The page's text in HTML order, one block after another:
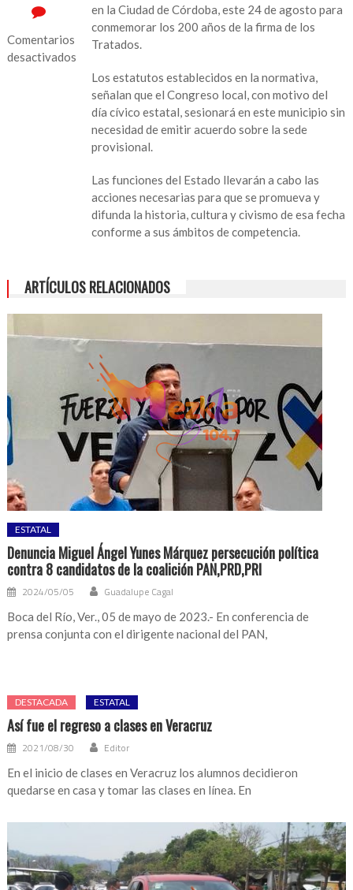
Comentarios
desactivados
en la Ciudad de Córdoba, este 24 de agosto para
conmemorar los 200 años de la firma de los
Tratados.
Los estatutos establecidos en la normativa,
señalan que el Congreso local, con motivo del
día cívico estatal, sesionará en este municipio sin
necesidad de emitir acuerdo sobre la sede
provisional.
Las funciones del Estado llevarán a cabo las
acciones necesarias para que se promueva y
difunda la historia, cultura y civismo de esa fecha
conforme a sus ámbitos de competencia.
ARTÍCULOS RELACIONADOS
ESTATAL
Denuncia Miguel Ángel Yunes Márquez persecución política
contra 8 candidatos de la coalición PAN,PRD,PRI
2024/05/05 Guadalupe Cagal
Boca del Río, Ver., 05 de mayo de 2023.- En conferencia de
prensa conjunta con el dirigente nacional del PAN,
DESTACADA ESTATAL
Así fue el regreso a clases en Veracruz
2021/08/30 Editor
En el inicio de clases en Veracruz los alumnos decidieron
quedarse en casa y tomar las clases en línea. En